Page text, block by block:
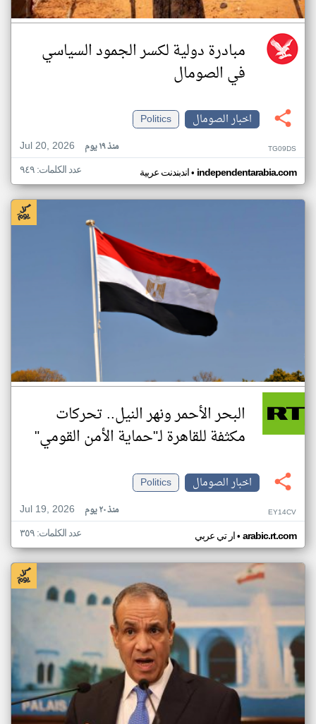
مبادرة دولية لكسر الجمود السياسي
في الصومال
اخبار الصومال
Politics
Jul 20, 2026
منذ ١٩ يوم TG09DS
اندبندنت عربية• independentarabia.com عدد الكلمات: ٩٤٩
البحر الأحمر ونهر النيل.. تحركات
مكثفة للقاهرة لـ"حماية الأمن القومي"
اخبار الصومال
Politics
Jul 19, 2026
منذ ٢٠ يوم EY14CV
ار تي عربي• arabic.rt.com عدد الكلمات: ٣٥٩